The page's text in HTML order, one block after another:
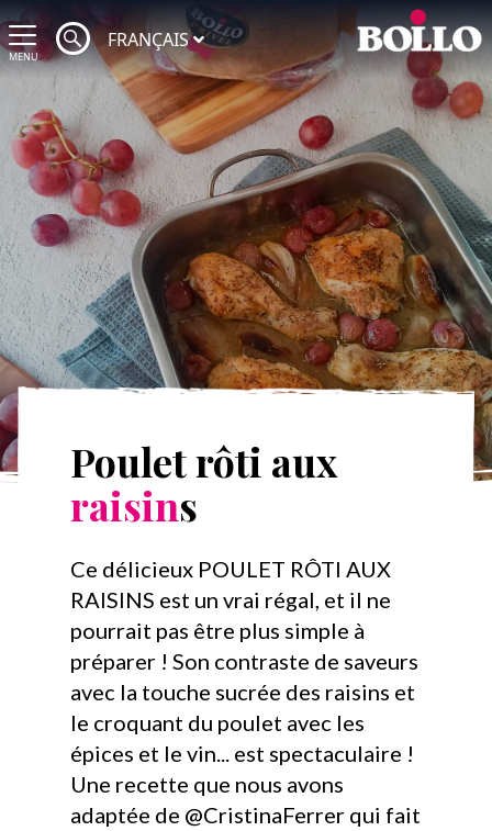
MENU
FRANÇAIS
Poulet rôti aux
raisins
Ce délicieux POULET RÔTI AUX
RAISINS est un vrai régal, et il ne
pourrait pas être plus simple à
préparer ! Son contraste de saveurs
avec la touche sucrée des raisins et
le croquant du poulet avec les
épices et le vin... est spectaculaire !
Une recette que nous avons
adaptée de @CristinaFerrer qui fait